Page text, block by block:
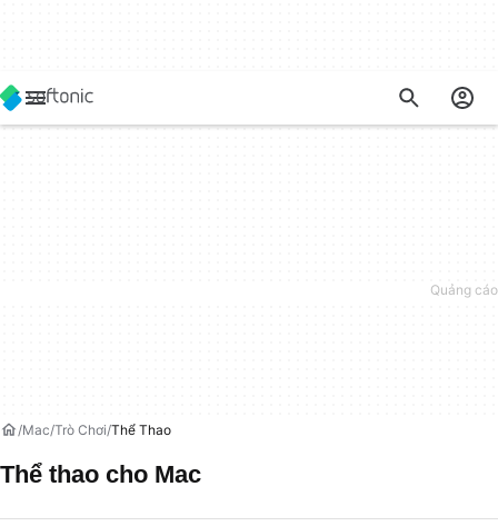
Mac Trò Chơi Thể Thao
Thể thao cho Mac